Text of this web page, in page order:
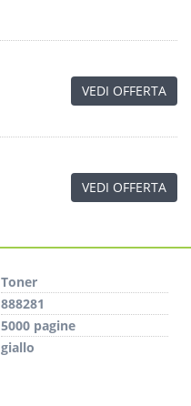
VEDI OFFERTA
VEDI OFFERTA
Toner
888281
5000 pagine
giallo